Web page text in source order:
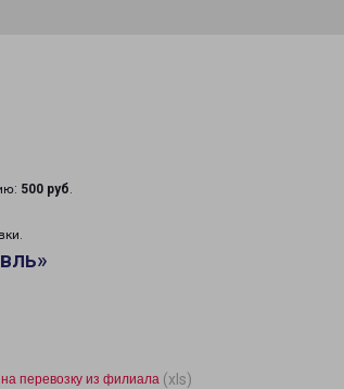
500 руб.
перевозку из филиала (xls)